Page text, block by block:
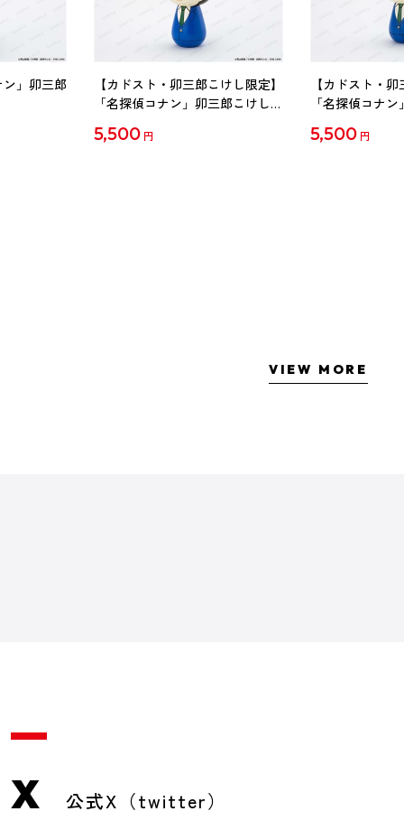
」卯三郎
【カドスト・卯三郎こけし限定】
「名探偵コナン」卯三郎こけし
5,500 円
【カドスト・
「名探偵コナ
5,500 円
VIEW MORE
X 公式X（twitter）